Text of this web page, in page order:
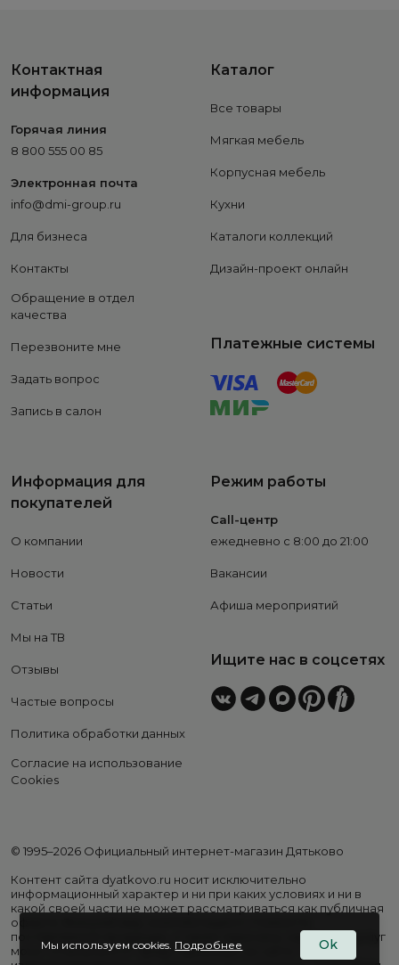
Контактная
информация
Горячая линия
8 800 555 00 85
Электронная почта
info@dmi-group.ru
Для бизнеса
Контакты
Обращение в отдел
качества
Перезвоните мне
Задать вопрос
Запись в салон
Каталог
Все товары
Мягкая мебель
Корпусная мебель
Кухни
Каталоги коллекций
Дизайн-проект онлайн
Платежные системы
Информация для
покупателей
О компании
Новости
Статьи
Мы на ТВ
Отзывы
Частые вопросы
Политика обработки данных
Согласие на использование
Cookies
Режим работы
Call-центр
ежедневно с 8:00 до 21:00
Вакансии
Афиша мероприятий
Ищите нас в соцсетях
© 1995–2026 Официальный интернет-магазин Дятьково
Контент сайта dyatkovo.ru носит исключительно
информационный характер и ни при каких условиях и ни в
какой своей части не может рассматриваться как публичная
оферта. Внешний вид, комплектация и стоимость
поставляемой продукции, а также перечень сервисных услуг
могут отличаться от представленных на сайте. Цены на
Мы используем cookies. Подробнее Ok